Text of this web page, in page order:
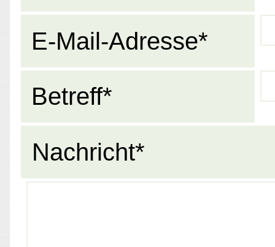
E-Mail-Adresse*
Betreff*
Nachricht*